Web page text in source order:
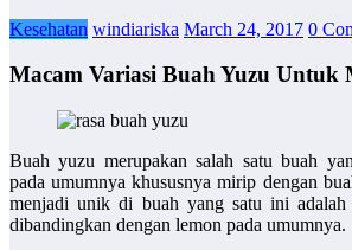
Kesehatan windiariska March 24, 2017 0
Macam Variasi Buah Yuzu Untuk
Buah yuzu merupakan salah satu buah
pada umumnya khususnya mirip dengan
menjadi unik di buah yang satu ini adalah
dibandingkan dengan lemon pada umumnya.